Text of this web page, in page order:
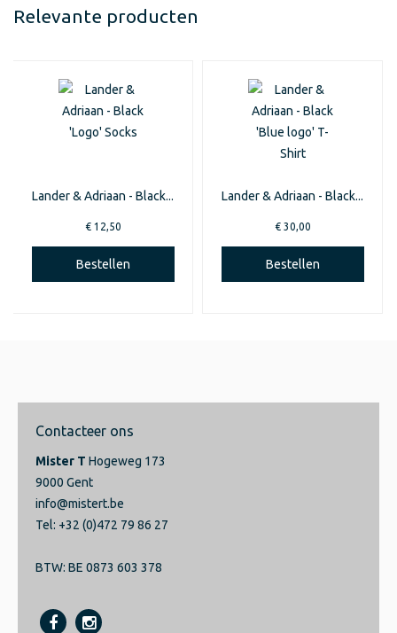
Relevante producten
Lander & Adriaan - Black...
€ 12,50
Bestellen
Lander & Adriaan - Black...
€ 30,00
Bestellen
Contacteer ons
Mister T Hogeweg 173
9000 Gent
info@mistert.be
Tel: +32 (0)472 79 86 27
BTW: BE 0873 603 378